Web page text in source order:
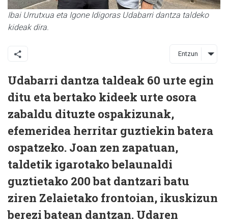
Ibai Urrutxua eta Igone Idigoras Udabarri dantza taldeko
kideak dira.
Entzun
Udabarri dantza taldeak 60 urte egin
ditu eta bertako kideek urte osora
zabaldu dituzte ospakizunak,
efemeridea herritar guztiekin batera
ospatzeko. Joan zen zapatuan,
taldetik igarotako belaunaldi
guztietako 200 bat dantzari batu
ziren Zelaietako frontoian, ikuskizun
berezi batean dantzan. Udaren